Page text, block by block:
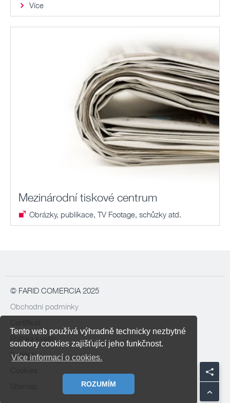
Tento web používá výhradně technicky nezbytné
soubory cookies zajišťující jeho funkčnost.
Více informací o cookies.
ROZUMÍM
Více
Mezinárodní tiskové centrum
Obrázky, publikace, TV Footage, schůzky atd.
© FARID COMERCIA 2025
Obchodní podmínky
Politika kvality
Kariéra